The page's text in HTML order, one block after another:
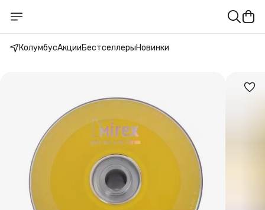
КолумбусАкцииБестселлерыНовинки